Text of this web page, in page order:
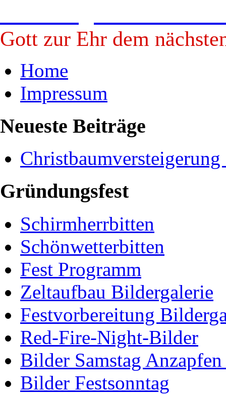
Gott zur Ehr dem
Home
Impressum
Neueste Beiträge
Christbaumversteigerung
Gründungsfest
Schirmherrbitten
Schönwetterbitten
Fest Programm
Zeltaufbau Bildergalerie
Festvorbereitung
Red-Fire-Night-Bilder
Bilder Samstag
Bilder Festsonntag